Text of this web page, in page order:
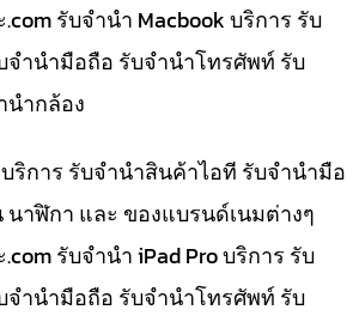
รับจำนำ Macbook บริการ รับ
ำนำมือถือ รับจำนำโทรศัพท์ รับ
นำกล้อง
ริการ รับจำนำสินค้าไอที รับจำนำมือ
าฬิกา และ ของแบรนด์เนมต่างๆ
รับจำนำ iPad Pro บริการ รับ
ำนำมือถือ รับจำนำโทรศัพท์ รับ